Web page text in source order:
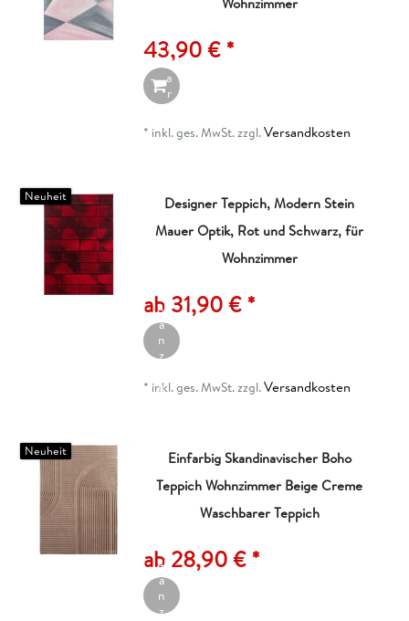
43,90 € *
n
W
a
r
e
n
k
* inkl. ges. MwSt.zzgl.Versandkosten
Neuheit
Designer Teppich, Modern Stein
Mauer Optik, Rot und Schwarz, für
Wohnzimmer
ab 31,90 € *
ik
el
a
n
z
g
* inkl. ges. MwSt.zzgl.Versandkosten
Neuheit
Einfarbig Skandinavischer Boho
Teppich Wohnzimmer Beige Creme
Waschbarer Teppich
ab 28,90 € *
ik
el
a
n
z